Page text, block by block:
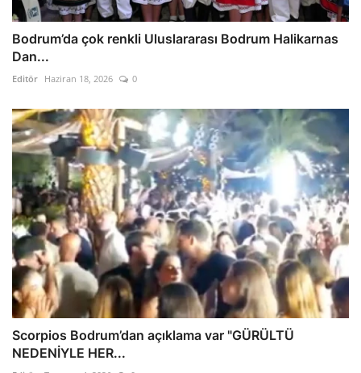
Bodrum’da çok renkli Uluslararası Bodrum Halikarnas
Dan...
Editör Haziran 18, 2026 0
Scorpios Bodrum’dan açıklama var "GÜRÜLTÜ
NEDENİYLE HER...